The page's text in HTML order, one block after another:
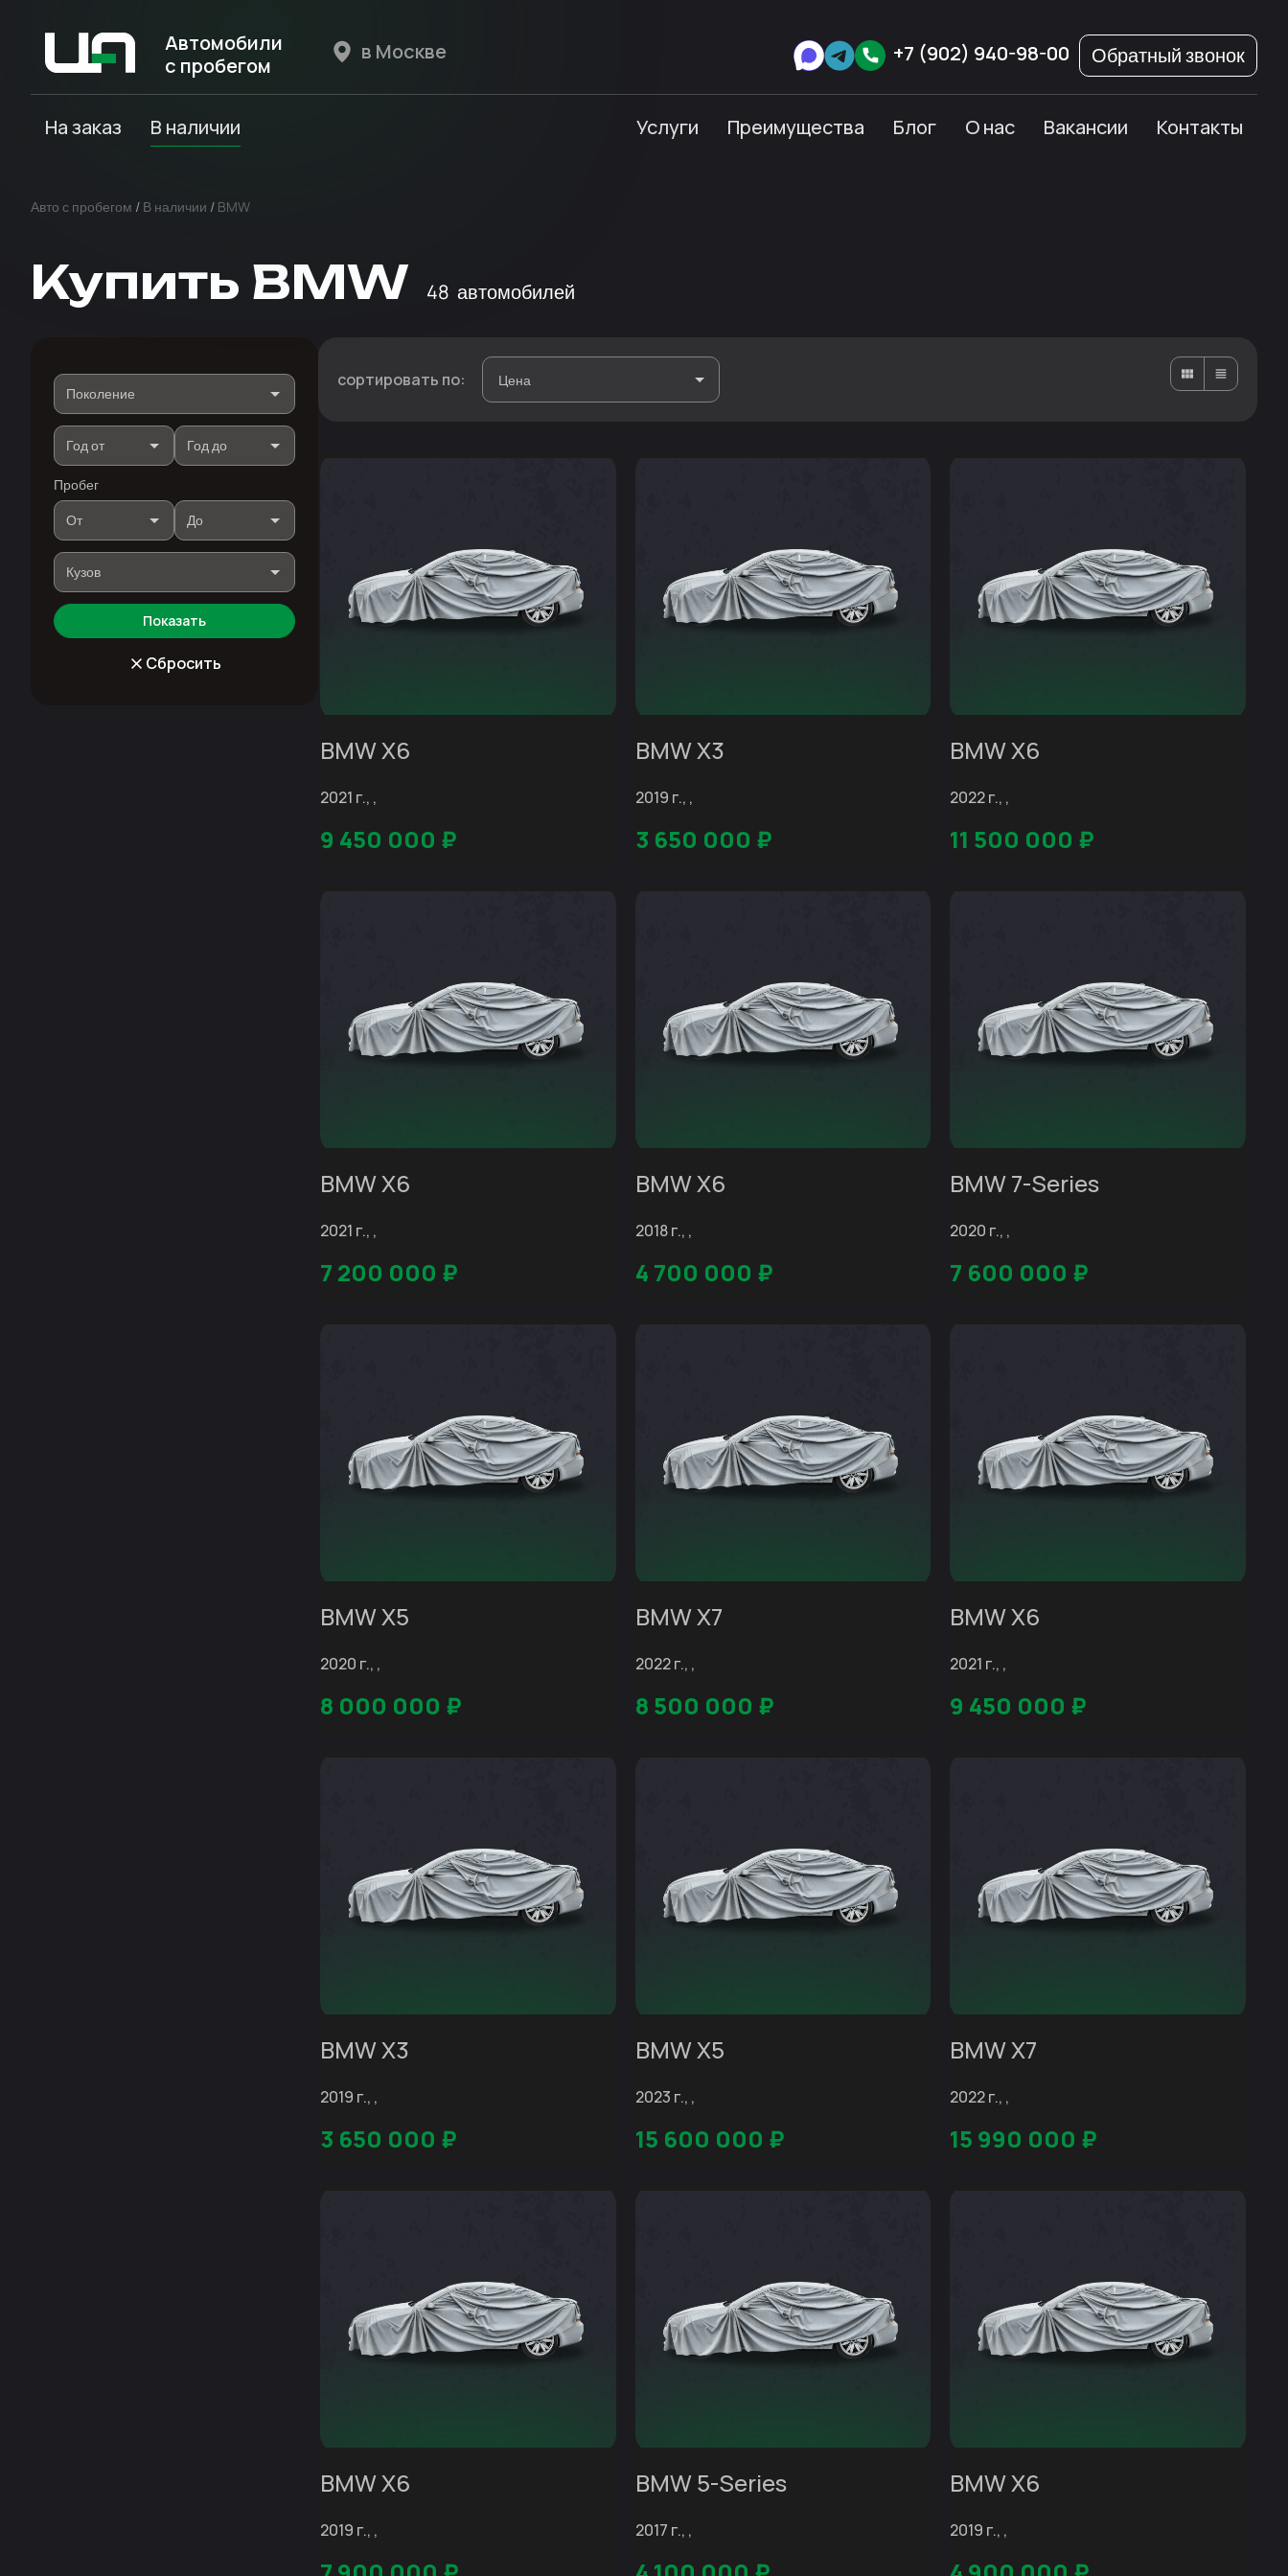
Автомобили
с пробегом
+7 (902) 940-98-00 Обратный звонок
На заказ В наличии Услуги Преимущества Блог О нас Вакансии Контакты
Авто с пробегом / В наличии / BMW
Купить BMW 48 автомобилей
Пробег
Показать
Сбросить
сортировать по:
BMW X6
2021 г., ,
9 450 000 ₽
BMW X3
2019 г., ,
3 650 000 ₽
BMW X6
2022 г., ,
11 500 000 ₽
BMW X6
2021 г., ,
7 200 000 ₽
BMW X6
2018 г., ,
4 700 000 ₽
BMW 7-Series
2020 г., ,
7 600 000 ₽
BMW X5
2020 г., ,
8 000 000 ₽
BMW X7
2022 г., ,
8 500 000 ₽
BMW X6
2021 г., ,
9 450 000 ₽
BMW X3
2019 г., ,
3 650 000 ₽
BMW X5
2023 г., ,
15 600 000 ₽
BMW X7
2022 г., ,
15 990 000 ₽
BMW X6
2019 г., ,
BMW 5-Series
2017 г., ,
BMW X6
2019 г., ,